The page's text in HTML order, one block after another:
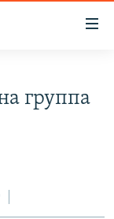
группа